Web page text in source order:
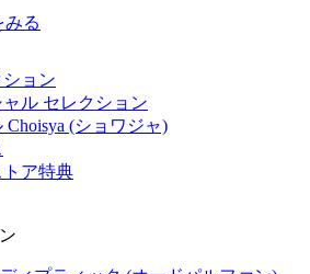
みる
ョン
ル セレクション
(ショワジャ)
ア特典